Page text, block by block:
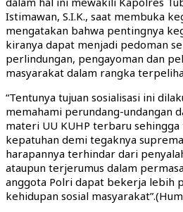
Istimawan, S.I.K., saat membuka
mengatakan bahwa pentingnya
kiranya dapat menjadi pedoman
perlindungan, pengayoman dan
masyarakat dalam rangka
“Tentunya tujuan sosialisasi ini
memahami perundang-undangan
materi UU KUHP terbaru
kepatuhan demi tegaknya
harapannya terhindar dari
ataupun terjerumus dalam
anggota Polri dapat bekerja lebih
kehidupan sosial